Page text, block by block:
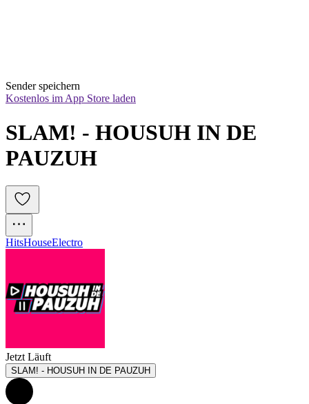
Sender speichern
Kostenlos im App Store laden
SLAM! - HOUSUH IN DE
PAUZUH
HitsHouseElectro
Jetzt Läuft
SLAM! - HOUSUH IN DE PAUZUH